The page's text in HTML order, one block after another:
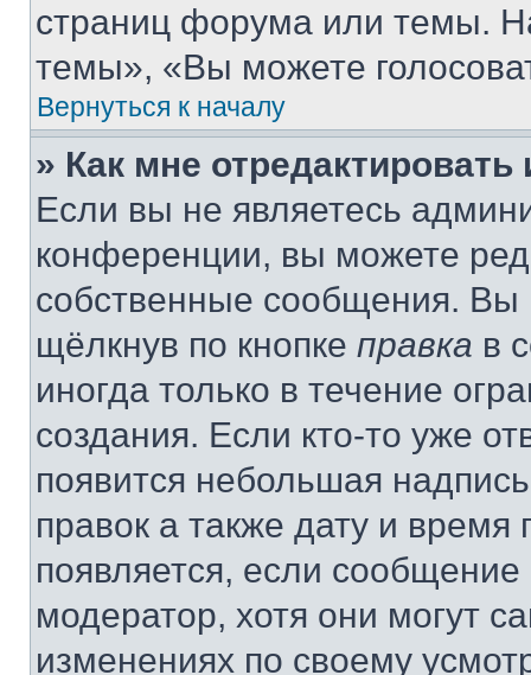
страниц форума или темы.
темы», «Вы можете
Вернуться к началу
» Как мне
Если вы не являетесь
конференции, вы можете
собственные сообщения. Вы
щёлкнув по кнопке правка в
иногда только в течение
создания. Если кто-то уже
появится небольшая
правок а также дату и
появляется, если
модератор, хотя они могут
изменениях по своему